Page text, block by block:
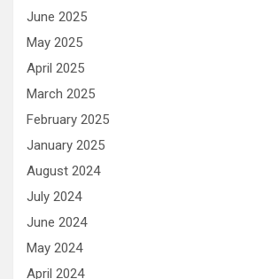
June 2025
May 2025
April 2025
March 2025
February 2025
January 2025
August 2024
July 2024
June 2024
May 2024
April 2024